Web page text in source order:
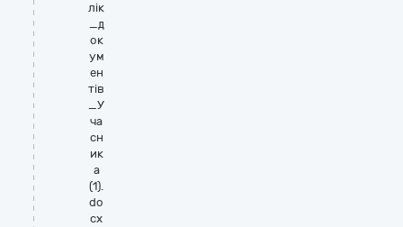
лік
_д
ок
ум
ен
тів
_У
ча
сн
ик
а
(1).
do
cx